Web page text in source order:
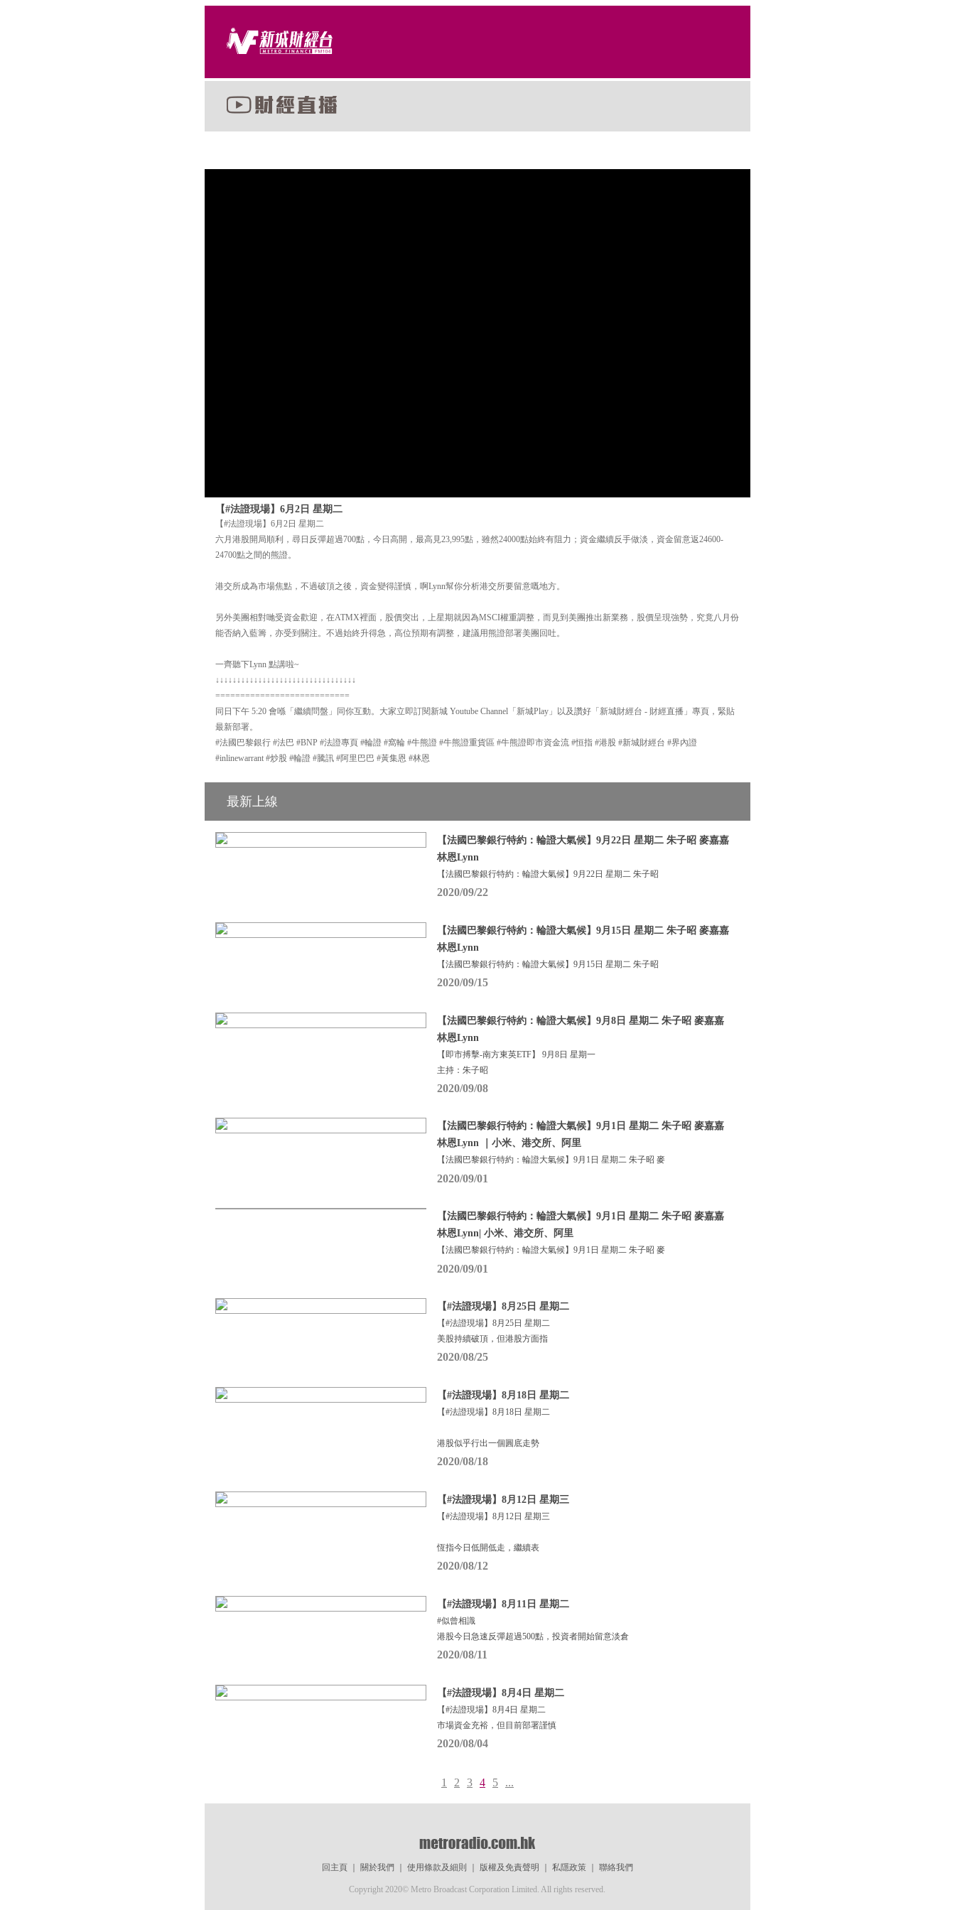
【#法證現場】6月2日 星期二
【#法證現場】6月2日 星期二
六月港股開局順利，尋日反彈超過700點，今日高開，最高見23,995點，雖然24000點始終有阻力；資金繼續反手做淡，資金留意返24600-
24700點之間的熊證。
港交所成為市場焦點，不過破頂之後，資金變得謹慎，啊Lynn幫你分析港交所要留意嘅地方。
另外美團相對哋受資金歡迎，在ATMX裡面，股價突出，上星期就因為MSCI權重調整，而見到美團推出新業務，股價呈現強勢，究竟八月份
能否納入藍籌，亦受到關注。不過始終升得急，高位預期有調整，建議用熊證部署美團回吐。
一齊聽下Lynn 點講啦~
↓↓↓↓↓↓↓↓↓↓↓↓↓↓↓↓↓↓↓↓↓↓↓↓↓↓↓↓↓↓↓↓↓
===========================
同日下午 5:20 會喺「繼續問盤」同你互動。大家立即訂閱新城 Youtube Channel「新城Play」以及讚好「新城財經台 - 財經直播」專頁，緊貼
最新部署。
#法國巴黎銀行 #法巴 #BNP #法證專頁 #輪證 #窩輪 #牛熊證 #牛熊證重貨區 #牛熊證即市資金流 #恒指 #港股 #新城財經台 #界內證
#inlinewarrant #炒股 #輪證 #騰訊 #阿里巴巴 #黃集恩 #林恩
最新上線
【法國巴黎銀行特約：輪證大氣候】9月22日 星期二 朱子昭 麥嘉嘉
林恩Lynn
【法國巴黎銀行特約：輪證大氣候】9月22日 星期二 朱子昭
2020/09/22
【法國巴黎銀行特約：輪證大氣候】9月15日 星期二 朱子昭 麥嘉嘉
林恩Lynn
【法國巴黎銀行特約：輪證大氣候】9月15日 星期二 朱子昭
2020/09/15
【法國巴黎銀行特約：輪證大氣候】9月8日 星期二 朱子昭 麥嘉嘉
林恩Lynn
【即市搏擊-南方東英ETF】 9月8日 星期一
主持：朱子昭
2020/09/08
【法國巴黎銀行特約：輪證大氣候】9月1日 星期二 朱子昭 麥嘉嘉
林恩Lynn ｜小米、港交所、阿里
【法國巴黎銀行特約：輪證大氣候】9月1日 星期二 朱子昭 麥
2020/09/01
【法國巴黎銀行特約：輪證大氣候】9月1日 星期二 朱子昭 麥嘉嘉
林恩Lynn| 小米、港交所、阿里
【法國巴黎銀行特約：輪證大氣候】9月1日 星期二 朱子昭 麥
2020/09/01
【#法證現場】8月25日 星期二
【#法證現場】8月25日 星期二
美股持續破頂，但港股方面指
2020/08/25
【#法證現場】8月18日 星期二
【#法證現場】8月18日 星期二
港股似乎行出一個圓底走勢
2020/08/18
【#法證現場】8月12日 星期三
【#法證現場】8月12日 星期三
恆指今日低開低走，繼續表
2020/08/12
【#法證現場】8月11日 星期二
#似曾相識
港股今日急速反彈超過500點，投資者開始留意淡倉
2020/08/11
【#法證現場】8月4日 星期二
【#法證現場】8月4日 星期二
市場資金充裕，但目前部署謹慎
2020/08/04
1 2 3 4 5 ...
回主頁｜ 關於我們 使用條款及細則 版權及免責聲明 私隱政策｜ 聯絡我們
Copyright 2020© Metro Broadcast Corporation Limited. All rights reserved.